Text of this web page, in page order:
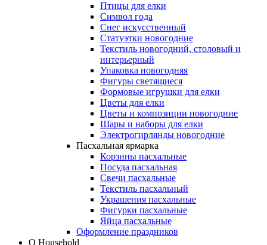
Птицы для елки
Символ года
Снег искусственный
Статуэтки новогодние
Текстиль новогодний, столовый и
интерьерный
Упаковка новогодняя
Фигуры светящиеся
Формовые игрушки для елки
Цветы для елки
Цветы и композиции новогодние
Шары и наборы для елки
Электрогирлянды новогодние
Пасхальная ярмарка
Корзины пасхальные
Посуда пасхальная
Свечи пасхальные
Текстиль пасхальный
Украшения пасхальные
Фигурки пасхальные
Яйца пасхальные
Оформление праздников
О Household